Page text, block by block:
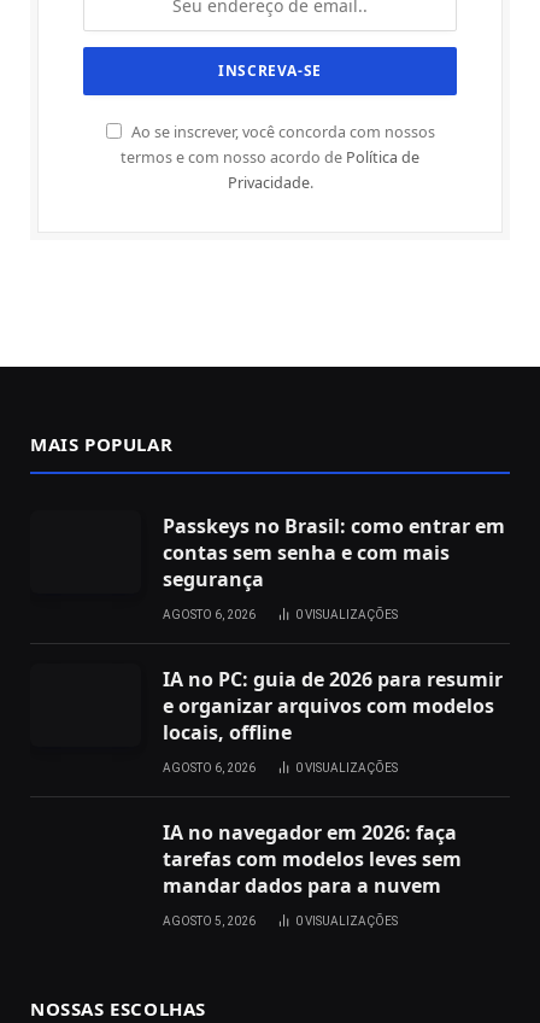
Ao se inscrever, você concorda com nossos
termos e com nosso acordo de Política de
Privacidade.
MAIS POPULAR
Passkeys no Brasil: como entrar em
contas sem senha e com mais
segurança
AGOSTO 6, 2026 0VISUALIZAÇÕES
IA no PC: guia de 2026 para resumir
e organizar arquivos com modelos
locais, offline
AGOSTO 6, 2026 0VISUALIZAÇÕES
IA no navegador em 2026: faça
tarefas com modelos leves sem
mandar dados para a nuvem
AGOSTO 5, 2026 0VISUALIZAÇÕES
NOSSAS ESCOLHAS